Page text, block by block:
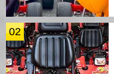
02